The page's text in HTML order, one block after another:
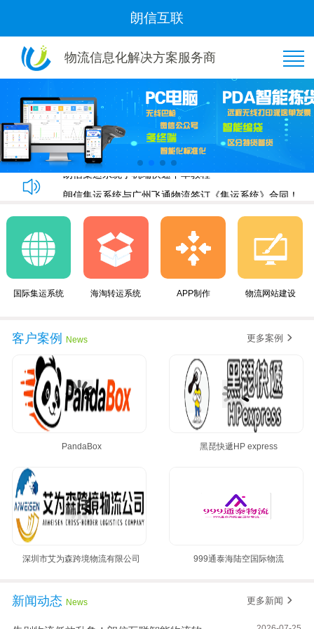
朗信互联
物流信息化解决方案服务商
恭喜“好管家集运”与我司隆重签约！
朗信集运系统手机端快速下单教程
朗信集运系统与广州飞通物流签订《集运系统》合同！
黄金8月，朗信再次签约多家国际集运公司~
恭喜“好管家集运”与我司隆重签约！
朗信集运系统手机端快速下单教程
朗信集运系统与广州飞通物流签订《集运系统》合同！
黄金8月，朗信再次签约多家国际集运公司~
国际集运系统 海淘转运系统 APP制作 物流网站建设
客户案例 News 更多案例
PandaBox 黑琵快遞HP express
深圳市艾为森跨境物流有限公司 999通泰海陆空国际物流
新闻动态 News 更多新闻